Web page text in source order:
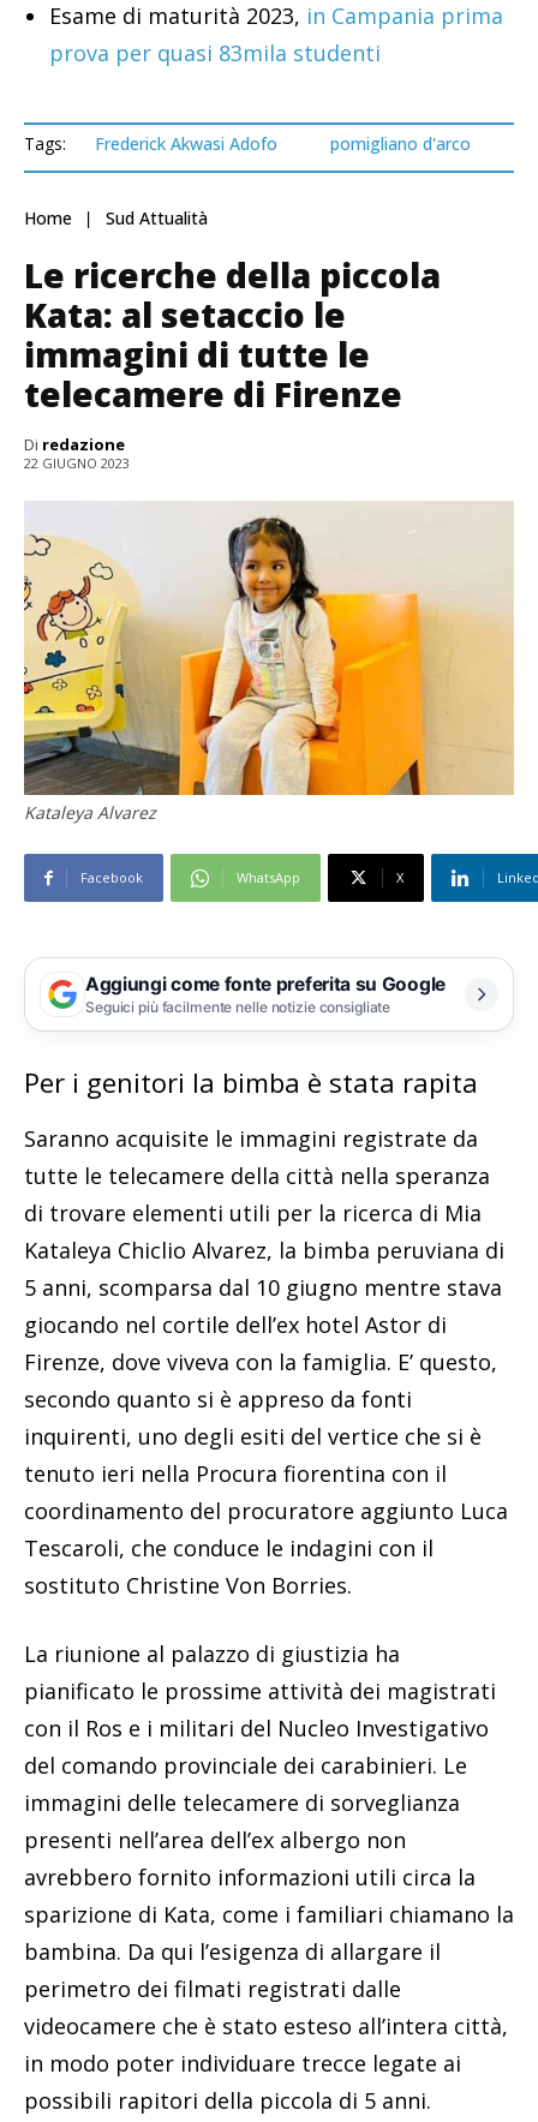
Esame di maturità 2023, in Campania prima
prova per quasi 83mila studenti
Tags: Frederick Akwasi Adofo pomigliano d'arco
Home Sud Attualità
Le ricerche della piccola
Kata: al setaccio le
immagini di tutte le
telecamere di Firenze
Di redazione
22 GIUGNO 2023
Kataleya Alvarez
Facebook WhatsApp X
Aggiungi come fonte preferita su Google
Seguici più facilmente nelle notizie consigliate
Per i genitori la bimba è stata rapita
Saranno acquisite le immagini registrate da
tutte le telecamere della città nella speranza
di trovare elementi utili per la ricerca di Mia
Kataleya Chiclio Alvarez, la bimba peruviana di
5 anni, scomparsa dal 10 giugno mentre stava
giocando nel cortile dell’ex hotel Astor di
Firenze, dove viveva con la famiglia. E’ questo,
secondo quanto si è appreso da fonti
inquirenti, uno degli esiti del vertice che si è
tenuto ieri nella Procura fiorentina con il
coordinamento del procuratore aggiunto Luca
Tescaroli, che conduce le indagini con il
sostituto Christine Von Borries.
La riunione al palazzo di giustizia ha
pianificato le prossime attività dei magistrati
con il Ros e i militari del Nucleo Investigativo
del comando provinciale dei carabinieri. Le
immagini delle telecamere di sorveglianza
presenti nell’area dell’ex albergo non
avrebbero fornito informazioni utili circa la
sparizione di Kata, come i familiari chiamano la
bambina. Da qui l’esigenza di allargare il
perimetro dei filmati registrati dalle
videocamere che è stato esteso all’intera città,
in modo poter individuare trecce legate ai
possibili rapitori della piccola di 5 anni.